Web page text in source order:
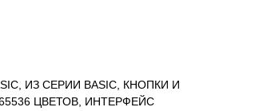
ИЗ СЕРИИ BASIC, КНОПКИ И
ЦВЕТОВ, ИНТЕРФЕЙС